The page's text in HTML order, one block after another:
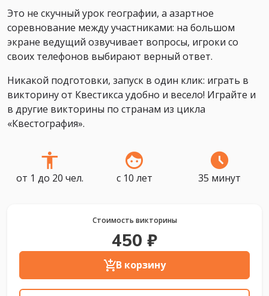
Это не скучный урок географии, а азартное
соревнование между участниками: на большом
экране ведущий озвучивает вопросы, игроки со
своих телефонов выбирают верный ответ.
Никакой подготовки, запуск в один клик: играть в
викторину от Квестикса удобно и весело! Играйте и
в другие викторины по странам из цикла
«Квестография».
от 1 до 20 чел. с 10 лет 35 минут
Стоимость викторины
450 ₽
В корзину